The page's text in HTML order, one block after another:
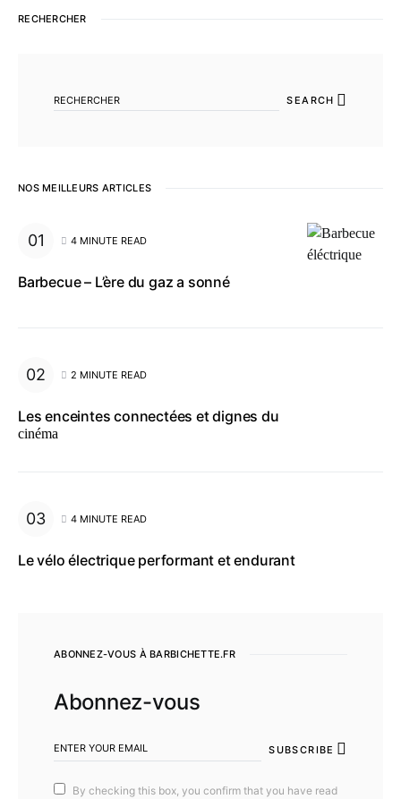
RECHERCHER
SEARCH
NOS MEILLEURS ARTICLES
4 MINUTE READ
Barbecue – L’ère du gaz a sonné
2 MINUTE READ
Les enceintes connectées et dignes du
cinéma
4 MINUTE READ
Le vélo électrique performant et endurant
ABONNEZ-VOUS À BARBICHETTE.FR
Abonnez-vous
SUBSCRIBE
By checking this box, you confirm that you have read